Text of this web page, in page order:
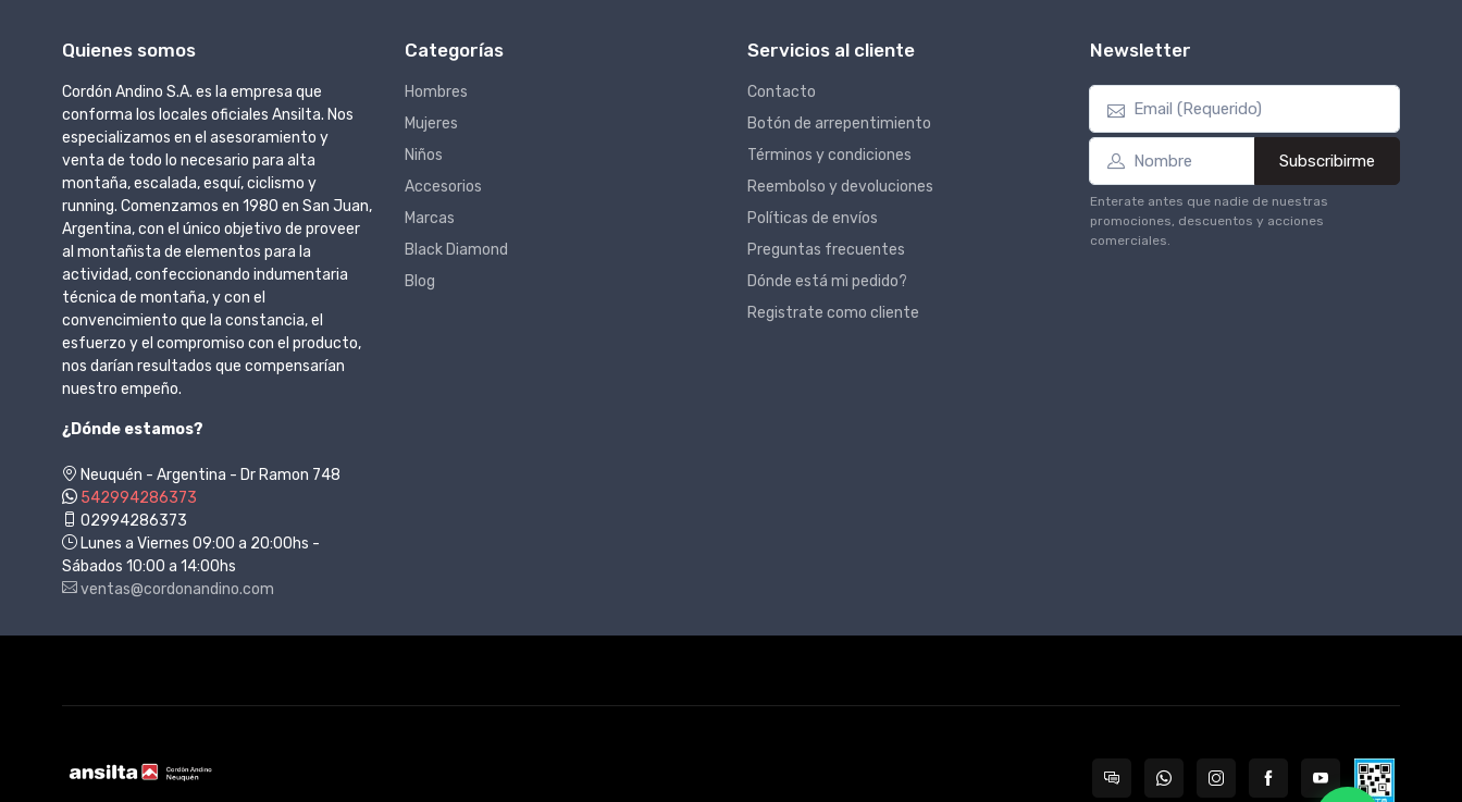
Quienes somos
Cordón Andino S.A. es la empresa que
conforma los locales oficiales Ansilta. Nos
especializamos en el asesoramiento y
venta de todo lo necesario para alta
montaña, escalada, esquí, ciclismo y
running. Comenzamos en 1980 en San Juan,
Argentina, con el único objetivo de proveer
al montañista de elementos para la
actividad, confeccionando indumentaria
técnica de montaña, y con el
convencimiento que la constancia, el
esfuerzo y el compromiso con el producto,
nos darían resultados que compensarían
nuestro empeño.
¿Dónde estamos?
Neuquén - Argentina - Dr Ramon 748
542994286373
02994286373
Lunes a Viernes 09:00 a 20:00hs -
Sábados 10:00 a 14:00hs
ventas@cordonandino.com
Categorías
Hombres
Mujeres
Niños
Accesorios
Marcas
Black Diamond
Blog
Servicios al cliente
Contacto
Botón de arrepentimiento
Términos y condiciones
Reembolso y devoluciones
Políticas de envíos
Preguntas frecuentes
Dónde está mi pedido?
Registrate como cliente
Newsletter
Subscribirme
Enterate antes que nadie de nuestras
promociones, descuentos y acciones
comerciales.